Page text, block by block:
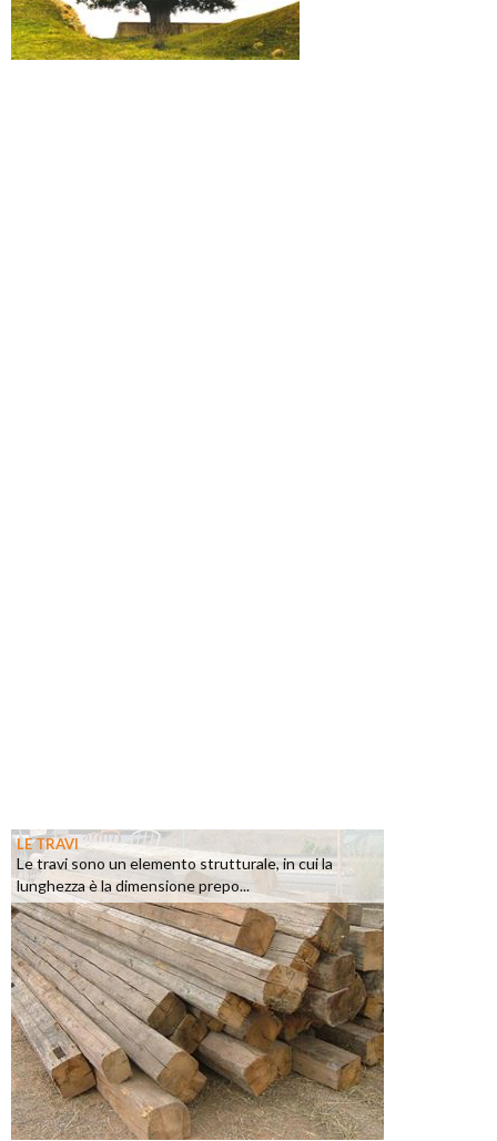
LE TRAVI
Le travi sono un elemento strutturale, in cui la
lunghezza è la dimensione prepo...